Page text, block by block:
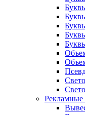
Рекламные